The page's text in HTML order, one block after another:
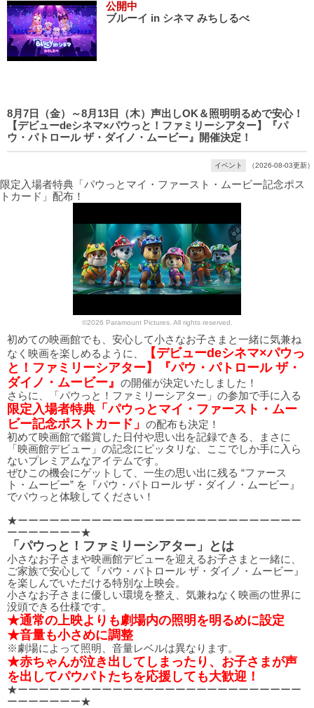
公開中
ブルーイ in シネマ みちしるべ
8月7日（金）～8月13日（木）声出しOK＆照明明るめで安心！
【デビューdeシネマ×パウっと！ファミリーシアター】『パ
ウ・パトロール ザ・ダイノ・ムービー』開催決定！
イベント （2026-08-03更新）
限定入場者特典「パウっとマイ・ファースト・ムービー記念ポス
トカード」配布！
©2026 Paramount Pictures. All rights reserved.
初めての映画館でも、安心して小さなお子さまと一緒に気兼ね
なく映画を楽しめるように、
【デビューdeシネマ×パウっ
と！ファミリーシアター】『パウ・パトロール ザ・
ダイノ・ムービー』
の開催が決定いたしました！
さらに、「パウっと！ファミリーシアター」の参加で手に入る
限定入場者特典「パウっとマイ・ファースト・ムー
ビー記念ポストカード」
の配布も決定！
初めて映画館で鑑賞した日付や思い出を記録できる、まさに
「映画館デビュー」の記念にピッタリな、ここでしか手に入ら
ないプレミアムなアイテムです。
ぜひこの機会にゲットして、一生の思い出に残る “ファース
ト・ムービー” を『パウ・パトロール ザ・ダイノ・ムービー』
でパウっと体験してください！
★ーーーーーーーーーーーーーーーーーーーーーーーーーーー
ーーーーーーー★
「パウっと！ファミリーシアター」とは
小さなお子さまや映画館デビューを迎えるお子さまと一緒に、
ご家族で安心して『パウ・パトロール ザ・ダイノ・ムービー』
を楽しんでいただける特別な上映会。
小さなお子さまに優しい環境を整え、気兼ねなく映画の世界に
没頭できる仕様です。
★通常の上映よりも劇場内の照明を明るめに設定
★音量も小さめに調整
※劇場によって照明、音量レベルは異なります。
★赤ちゃんが泣き出してしまったり、お子さまが声
を出してパウパトたちを応援しても大歓迎！
★ーーーーーーーーーーーーーーーーーーーーーーーーーーー
ーーーーーーー★